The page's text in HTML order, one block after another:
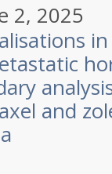
2, 2025
and